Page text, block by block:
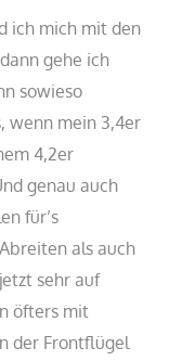
ich mich mit den
gehe ich
sowieso
wenn mein 3,4er
4,2er
genau auch
für’s
als auch
sehr auf
öfters mit
der Frontflügel